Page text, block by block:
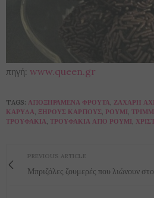
πηγή: www.queen.gr
TAGS: ΑΠΟΞΗΡΑΜΈΝΑ ΦΡΟΎΤΑ ΖΆΧΑΡΗ
ΚΑΡΎΔΑ ΞΗΡΟΎΣ ΚΑΡΠΟΎΣ ΡΟΥΜΙ
ΤΡΟΥΦΆΚΙΑ ΤΡΟΥΦΆΚΙΑ ΑΠΌ ΡΟΎΜΙ
PREVIOUS ARTICLE
Μπριζόλες ζουμερές που λιώνουν